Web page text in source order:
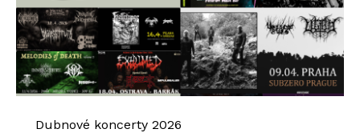
Dubnové koncerty 2026